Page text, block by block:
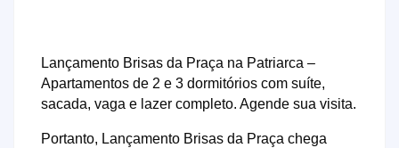
Lançamento Brisas da Praça na Patriarca –
Apartamentos de 2 e 3 dormitórios com suíte,
sacada, vaga e lazer completo. Agende sua visita.
Portanto, Lançamento Brisas da Praça chega